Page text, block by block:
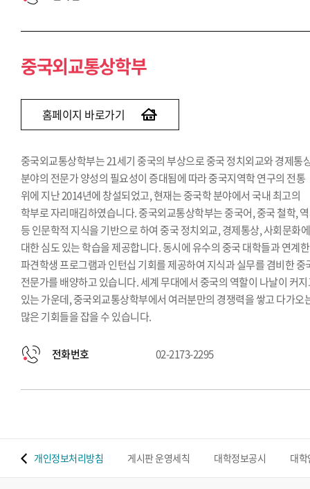
중국외교통상학부
홈페이지 바로가기
중국외교통상학부는 21세기 중국의 부상으로 중국 정치외교와 경제통
분야의 전문가 양성의 필요성이 증대됨에 따라 중국지역학 연구의 전통
위에 지난 2014년에 창설되었고, 현재는 중국학 분야에서 국내 최고의
학부로 자리매김하였습니다. 중국외교통상학부는 중국어, 중국 철학,
등 인문학적 지식을 기반으로 하여 중국 정치외교, 경제통상, 사회문화에
대한 심도 있는 학습을 제공합니다. 동시에 유수의 중국 대학들과 연계한
파견학생 프로그램과 인턴십 기회를 제공하여 지식과 실무를 겸비한 중
전문가를 배양하고 있습니다. 세계 무대에서 중국의 역할이 나날이 커
있는 가운데, 중국외교통상학부에서 여러분만의 경쟁력을 쌓고 다가오
많은 기회들을 잡을 수 있습니다.
전화번호 02-2173-2295
개인정보처리방침 게시판 운영세칙 대학정보공시 대